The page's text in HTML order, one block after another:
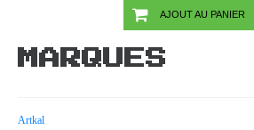
AJOUT AU PANIER
MARQUES
Artkal